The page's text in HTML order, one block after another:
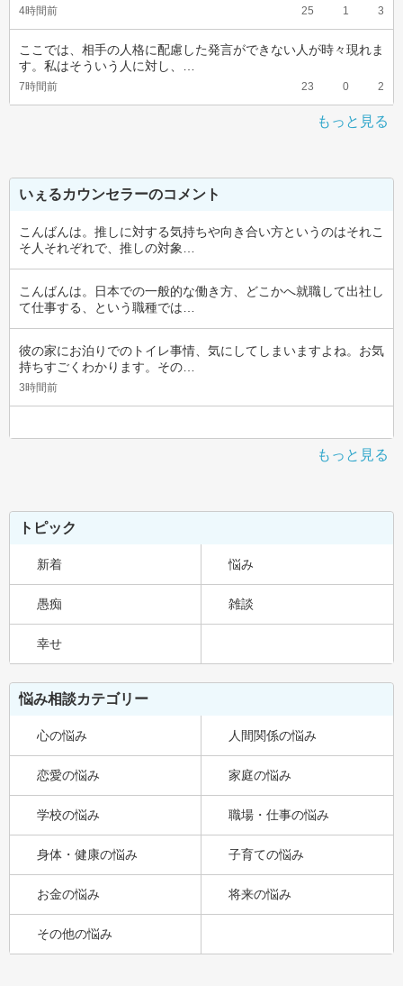
4時間前 25 1 3
ここでは、相手の人格に配慮した発言ができない人が時々現れま
す。私はそういう人に対し、…
7時間前 23 0 2
もっと見る
いぇるカウンセラーのコメント
こんばんは。推しに対する気持ちや向き合い方というのはそれこ
そ人それぞれで、推しの対象…
こんばんは。日本での一般的な働き方、どこかへ就職して出社し
て仕事する、という職種では…
彼の家にお泊りでのトイレ事情、気にしてしまいますよね。お気
持ちすごくわかります。その…
3時間前
もっと見る
トピック
新着 悩み
愚痴 雑談
幸せ
悩み相談カテゴリー
心の悩み 人間関係の悩み
恋愛の悩み 家庭の悩み
学校の悩み 職場・仕事の悩み
身体・健康の悩み 子育ての悩み
お金の悩み 将来の悩み
その他の悩み